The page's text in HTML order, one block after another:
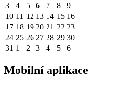
3
4 5 6 7 8
9
10 11 12 13 14 15 16
17 18 19 20 21 22 23
24 25 26 27 28 29 30
31 1 2 3 4 5 6
Mobilní aplikace